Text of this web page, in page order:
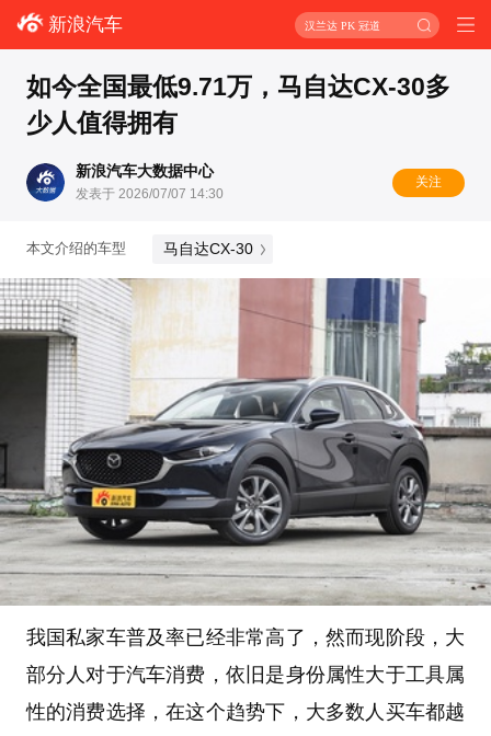
新浪汽车 汉兰达 PK 冠道
如今全国最低9.71万，马自达CX-30多
少人值得拥有
新浪汽车大数据中心
发表于 2026/07/07 14:30
关注
本文介绍的车型 马自达CX-30
我国私家车普及率已经非常高了，然而现阶段，大
部分人对于汽车消费，依旧是身份属性大于工具属
性的消费选择，在这个趋势下，大多数人买车都越